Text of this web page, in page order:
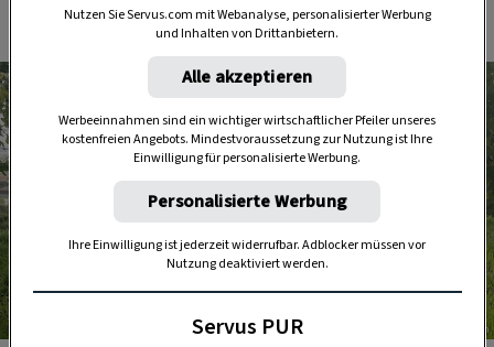
Johann Muth
Foto: ServusTV/Christopher Kelemen
Nutzen Sie Servus.com mit Webanalyse, personalisierter Werbung
und Inhalten von Drittanbietern.
Alle akzeptieren
Werbeeinnahmen sind ein wichtiger wirtschaftlicher Pfeiler unseres
kostenfreien Angebots. Mindestvoraussetzung zur Nutzung ist Ihre
Einwilligung für personalisierte Werbung.
Personalisierte Werbung
Ihre Einwilligung ist jederzeit widerrufbar. Adblocker müssen vor
Nutzung deaktiviert werden.
Servus PUR